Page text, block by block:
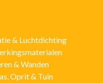
& Luchtdichting
& Wanden
Oprit & Tuin